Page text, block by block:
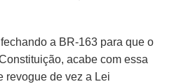
a BR-163 para que o
acabe com essa
revogue de vez a Lei